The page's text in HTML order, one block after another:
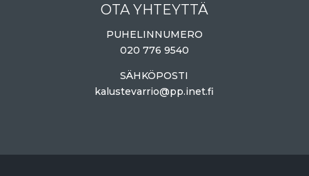
OTA YHTEYTTÄ
PUHELINNUMERO
020 776 9540
SÄHKÖPOSTI
kalustevarrio@pp.inet.fi